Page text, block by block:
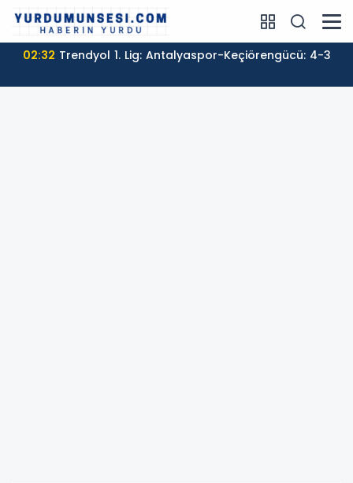
02:32 Trendyol 1. Lig: Antalyaspor-Keçiörengücü: 4-3